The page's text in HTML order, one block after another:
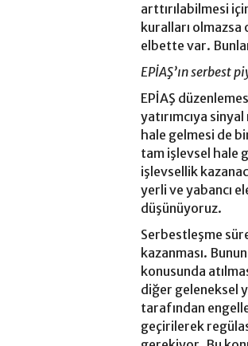
arttırılabilmesi
kuralları olmazsa
elbette var.
EPİAŞ’ın serbest
EPİAŞ
yatırımcıya
hale gelmesi de
tam işlevsel hale
işlevsellik
yerli ve yabancı
düşünüyoruz.
Serbestleşme
kazanması.
konusunda
diğer geleneksel
tarafından
geçirilerek